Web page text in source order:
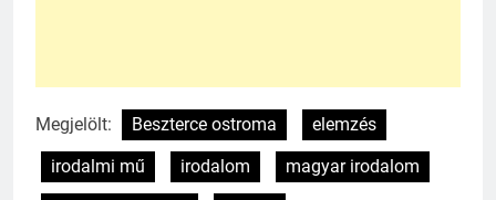
Megjelölt: Beszterce ostroma
elemzés
irodalmi mű
irodalom
magyar irodalom
241
Ki találta fel a gőzgépet?